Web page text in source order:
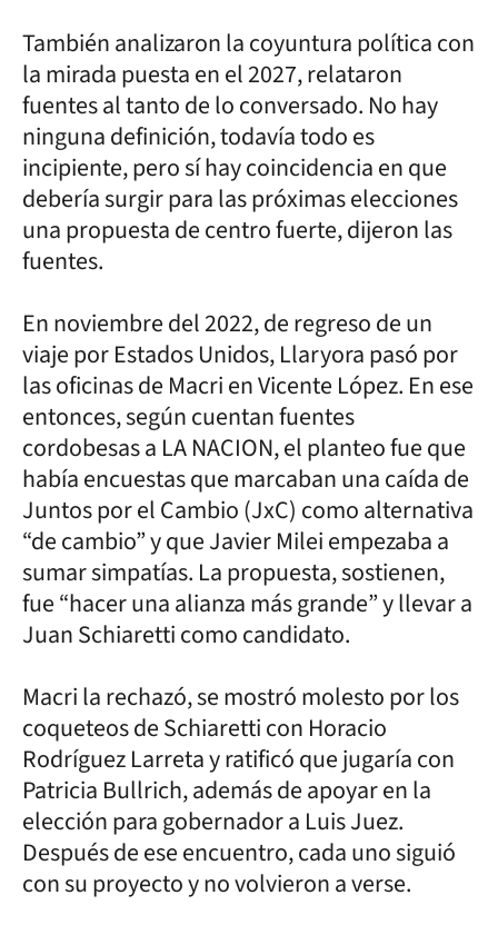
También analizaron la coyuntura política con
la mirada puesta en el 2027, relataron
fuentes al tanto de lo conversado. No hay
ninguna definición, todavía todo es
incipiente, pero sí hay coincidencia en que
debería surgir para las próximas elecciones
una propuesta de centro fuerte, dijeron las
fuentes.
En noviembre del 2022, de regreso de un
viaje por Estados Unidos, Llaryora pasó por
las oficinas de Macri en Vicente López. En ese
entonces, según cuentan fuentes
cordobesas a LA NACION, el planteo fue que
había encuestas que marcaban una caída de
Juntos por el Cambio (JxC) como alternativa
“de cambio” y que Javier Milei empezaba a
sumar simpatías. La propuesta, sostienen,
fue “hacer una alianza más grande” y llevar a
Juan Schiaretti como candidato.
Macri la rechazó, se mostró molesto por los
coqueteos de Schiaretti con Horacio
Rodríguez Larreta y ratificó que jugaría con
Patricia Bullrich, además de apoyar en la
elección para gobernador a Luis Juez.
Después de ese encuentro, cada uno siguió
con su proyecto y no volvieron a verse.